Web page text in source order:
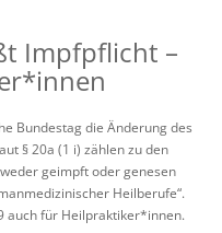
Impfpflicht –
Bundestag die Änderung des
§ 20a (1 i) zählen zu den
geimpft oder genesen
Heilberufe“.
auch für Heilpraktiker*innen.